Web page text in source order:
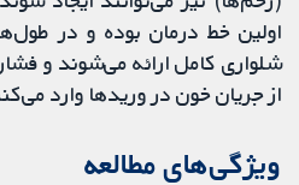
اولین خط درمان بوده و در
شلواری کامل ارائه می‌شوند و
از جریان خون در وریدها وارد
ویژگی‌های مطالعه